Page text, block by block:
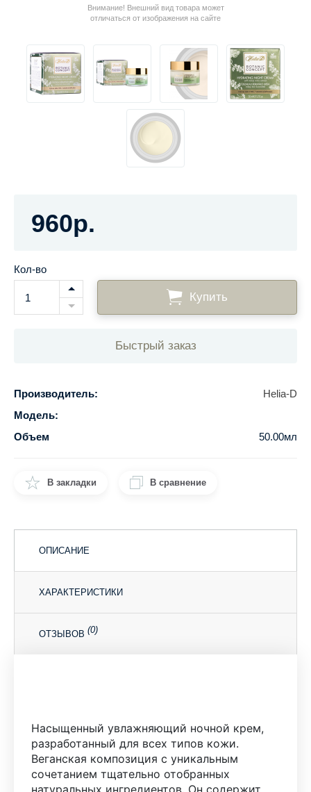
Внимание! Внешний вид товара может
отличаться от изображения на сайте
960р.
Кол-во
Купить
Быстрый заказ
Производитель:
Helia-D
Модель:
Объем
50.00мл
В закладки В сравнение
ОПИСАНИЕ
ХАРАКТЕРИСТИКИ
ОТЗЫВОВ (0)
Насыщенный увлажняющий ночной крем,
разработанный для всех типов кожи.
Веганская композиция с уникальным
сочетанием тщательно отобранных
натуральных ингредиентов. Он содержит